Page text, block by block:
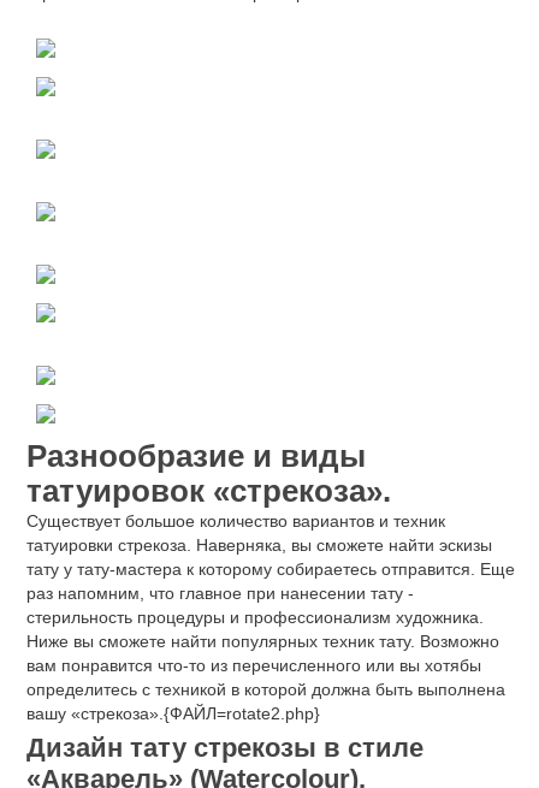
Разнообразие и виды
татуировок «стрекоза».
Существует большое количество вариантов и техник
татуировки стрекоза. Наверняка, вы сможете найти эскизы
тату у тату-мастера к которому собираетесь отправится. Еще
раз напомним, что главное при нанесении тату -
стерильность процедуры и профессионализм художника.
Ниже вы сможете найти популярных техник тату. Возможно
вам понравится что-то из перечисленного или вы хотябы
определитесь с техникой в которой должна быть выполнена
вашу «стрекоза».{ФАЙЛ=rotate2.php}
Дизайн тату стрекозы в стиле
«Акварель» (Watercolour).